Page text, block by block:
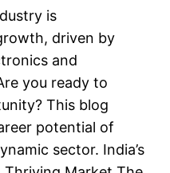
is
driven by
and
you ready to
This blog
potential of
sector. India’s